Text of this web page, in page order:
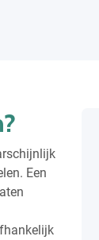
Een